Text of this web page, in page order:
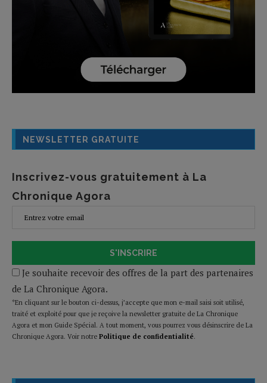
NEWSLETTER GRATUITE
Inscrivez-vous gratuitement à La
Chronique Agora
S'INSCRIRE
Je souhaite recevoir des offres de la part des partenaires
de La Chronique Agora.
*En cliquant sur le bouton ci-dessus, j’accepte que mon e-mail saisi soit utilisé,
traité et exploité pour que je reçoive la newsletter gratuite de La Chronique
Agora et mon Guide Spécial. A tout moment, vous pourrez vous désinscrire de La
Chronique Agora. Voir notre Politique de confidentialité.